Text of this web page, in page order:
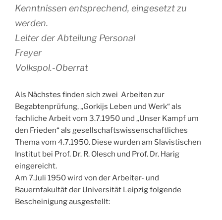
Kenntnissen entsprechend, eingesetzt zu
werden.
Leiter der Abteilung Personal
Freyer
Volkspol.-Oberrat
Als Nächstes finden sich zwei Arbeiten zur
Begabtenprüfung, „Gorkijs Leben und Werk“ als
fachliche Arbeit vom 3.7.1950 und „Unser Kampf um
den Frieden“ als gesellschaftswissenschaftliches
Thema vom 4.7.1950. Diese wurden am Slavistischen
Institut bei Prof. Dr. R. Olesch und Prof. Dr. Harig
eingereicht.
Am 7.Juli 1950 wird von der Arbeiter- und
Bauernfakultät der Universität Leipzig folgende
Bescheinigung ausgestellt: